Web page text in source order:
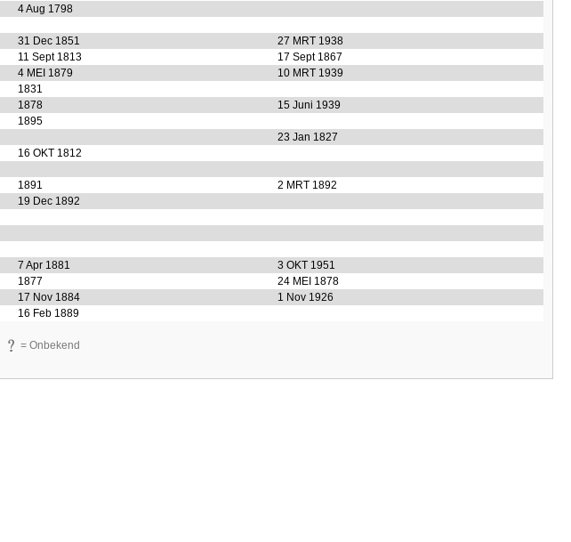
4 Aug 1798
31 Dec 1851
27 MRT 1938
11 Sept 1813
17 Sept 1867
4 MEI 1879
10 MRT 1939
1831
1878
15 Juni 1939
1895
23 Jan 1827
16 OKT 1812
1891
2 MRT 1892
19 Dec 1892
7 Apr 1881
3 OKT 1951
1877
24 MEI 1878
17 Nov 1884
1 Nov 1926
16 Feb 1889
= Onbekend